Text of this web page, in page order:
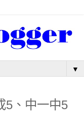
▼
5、中一中5